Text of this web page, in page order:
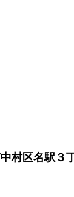
村区名駅３